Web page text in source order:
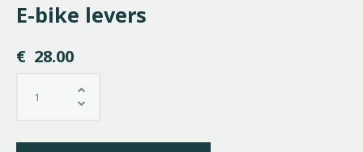
E-bike levers
€ 28.00